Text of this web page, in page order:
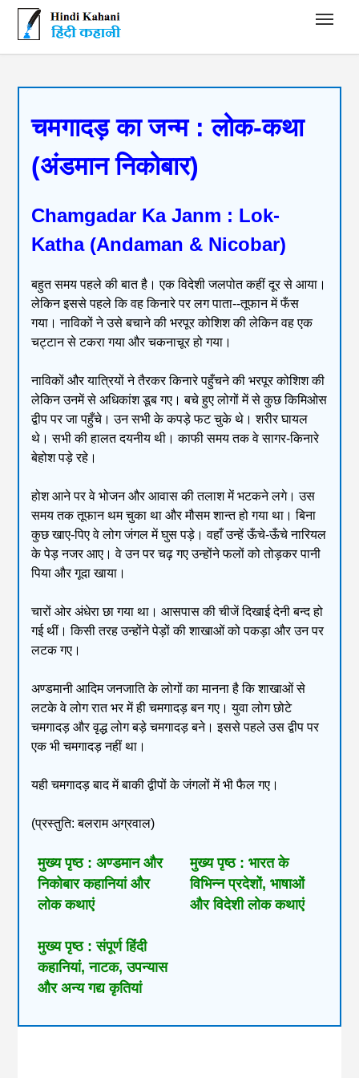
Hindi Kahani - हिंदी कहानी
चमगादड़ का जन्म : लोक-कथा
(अंडमान निकोबार)
Chamgadar Ka Janm : Lok-
Katha (Andaman & Nicobar)
बहुत समय पहले की बात है। एक विदेशी जलपोत कहीं दूर से आया।
लेकिन इससे पहले कि वह किनारे पर लग पाता--तूफान में फँस
गया। नाविकों ने उसे बचाने की भरपूर कोशिश की लेकिन वह एक
चट्टान से टकरा गया और चकनाचूर हो गया।
नाविकों और यात्रियों ने तैरकर किनारे पहुँचने की भरपूर कोशिश की
लेकिन उनमें से अधिकांश डूब गए। बचे हुए लोगों में से कुछ किमिओस
द्वीप पर जा पहुँचे। उन सभी के कपड़े फट चुके थे। शरीर घायल
थे। सभी की हालत दयनीय थी। काफी समय तक वे सागर-किनारे
बेहोश पड़े रहे।
होश आने पर वे भोजन और आवास की तलाश में भटकने लगे। उस
समय तक तूफान थम चुका था और मौसम शान्त हो गया था। बिना
कुछ खाए-पिए वे लोग जंगल में घुस पड़े। वहाँ उन्हें ऊँचे-ऊँचे नारियल
के पेड़ नजर आए। वे उन पर चढ़ गए उन्होंने फलों को तोड़कर पानी
पिया और गूदा खाया।
चारों ओर अंधेरा छा गया था। आसपास की चीजें दिखाई देनी बन्द हो
गई थीं। किसी तरह उन्होंने पेड़ों की शाखाओं को पकड़ा और उन पर
लटक गए।
अण्डमानी आदिम जनजाति के लोगों का मानना है कि शाखाओं से
लटके वे लोग रात भर में ही चमगादड़ बन गए। युवा लोग छोटे
चमगादड़ और वृद्ध लोग बड़े चमगादड़ बने। इससे पहले उस द्वीप पर
एक भी चमगादड़ नहीं था।
यही चमगादड़ बाद में बाकी द्वीपों के जंगलों में भी फैल गए।
(प्रस्तुति: बलराम अग्रवाल)
मुख्य पृष्ठ : अण्डमान और
निकोबार कहानियां और
लोक कथाएं
मुख्य पृष्ठ : भारत के
विभिन्न प्रदेशों, भाषाओं
और विदेशी लोक कथाएं
मुख्य पृष्ठ : संपूर्ण हिंदी
कहानियां, नाटक, उपन्यास
और अन्य गद्य कृतियां